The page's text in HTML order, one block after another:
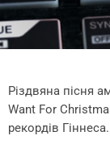
Різдвяна пісня
Want For
рекордів Гіннеса.